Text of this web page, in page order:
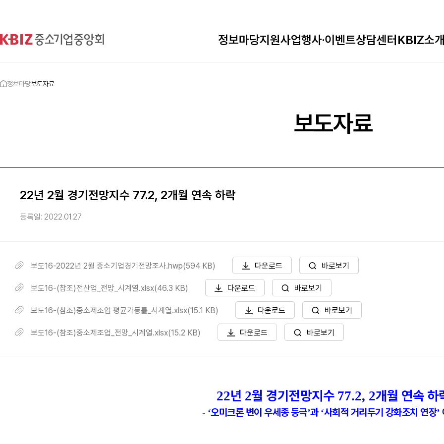
정보마당지원사업행사·이벤트상담센터KBIZ소개
정보마당보도자료
보도자료
22년 2월 경기전망지수 77.2, 2개월 연속 하락
등록일: 2022.01.27
보도16-2022년 2월 중소기업경기전망조사.hwp(594 KB) 다운로드 바로보기
보도16-(참조)전산업_전망_시계열.xlsx(46.3 KB) 다운로드 바로보기
보도16-(참조)중소제조업 평균가동률_시계열.xlsx(15.1 KB) 다운로드 바로보기
보도16-(참조)중소제조업_전망_시계열.xlsx(15.2 KB) 다운로드 바로보기
22년 2월 경기전망지수 77.2, 2개월 연속 하
- ‘오미크론 변이 우세종 등극’과 ‘사회적 거리두기 강화조치 연장’